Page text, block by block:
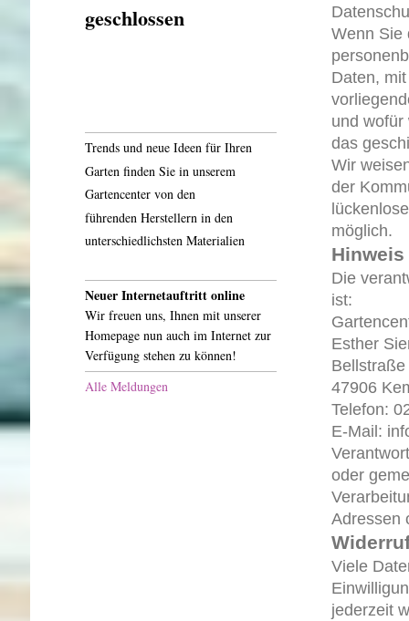
Wenn Sie
Daten,
und
das
Wir
der
möglich.
Die
ist:
Esther
47906
Telefon:
E-Mail:
oder
Adressen
Viele
jederzeit
geschlossen
Trends und neue Ideen für Ihren
Garten finden Sie in unserem
Gartencenter von den
führenden Herstellern in den
unterschiedlichsten Materialien
Neuer Internetauftritt online
Wir freuen uns, Ihnen mit unserer
Homepage nun auch im Internet zur
Verfügung stehen zu können!
Alle Meldungen